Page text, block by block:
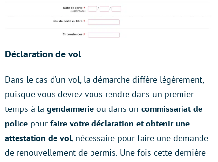
Déclaration de vol
Dans le cas d’un vol, la démarche diffère légèrement,
puisque vous devrez vous rendre dans un premier
temps à la gendarmerie ou dans un commissariat de
police pour faire votre déclaration et obtenir une
attestation de vol, nécessaire pour faire une demande
de renouvellement de permis. Une fois cette dernière